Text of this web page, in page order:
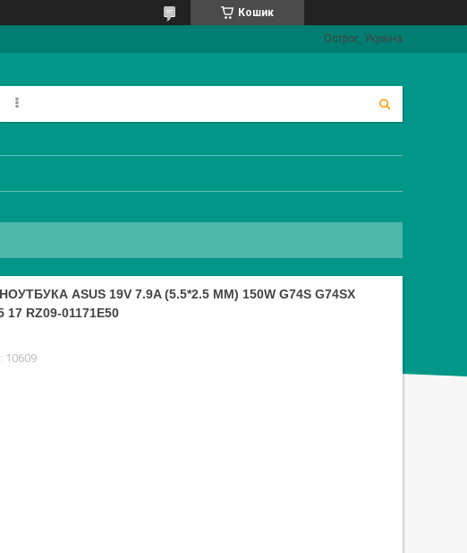
Кошик
Острог, Україна
ASUS 19V 7.9A (5.5*2.5 MM) 150W G74S G74SX
17 RZ09-01171E50
10609